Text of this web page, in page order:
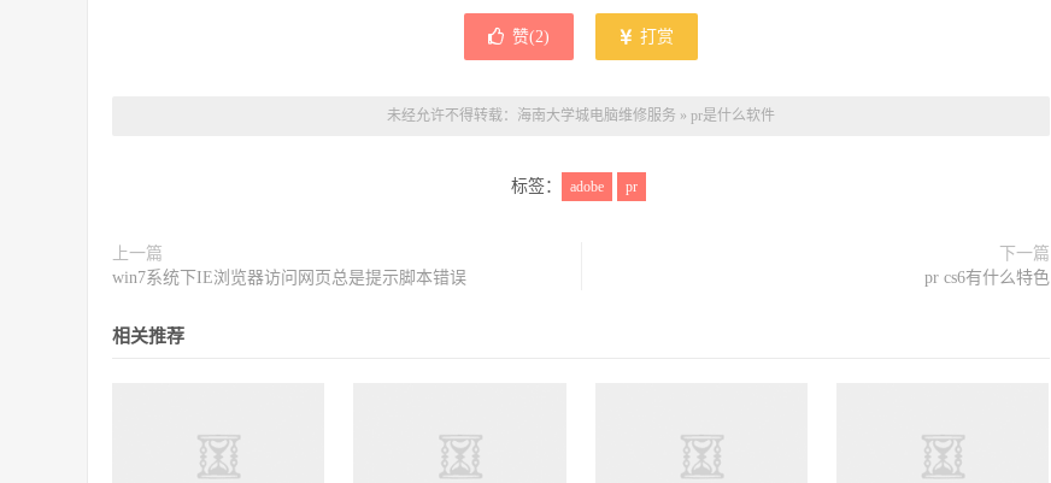
赞(2) 打赏
未经允许不得转载： 海南大学城电脑维修服务 » pr是什么软件
标签： adobe pr
上一篇
win7系统下IE浏览器访问网页总是提示脚本错误
下一篇
pr cs6有什么特色
相关推荐